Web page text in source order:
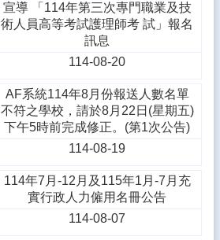
宣導 「114年第三次專門職業及技
術人員高等考試護理師考 試」報名
訊息
114-08-20
AF系統114年8月份報送人數名單
不符之學校，請於8月22日(星期五)
下午5時前完成修正。(第1次公告)
114-08-19
114年7月-12月及115年1月-7月充
實行政人力僱用名冊公告
114-08-07